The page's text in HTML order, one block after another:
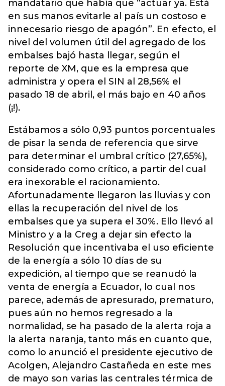
mandatario que había que “actuar ya. Está
en sus manos evitarle al país un costoso e
innecesario riesgo de apagón”. En efecto, el
nivel del volumen útil del agregado de los
embalses bajó hasta llegar, según el
reporte de XM, que es la empresa que
administra y opera el SIN al 28,56% el
pasado 18 de abril, el más bajo en 40 años
(¡!).
Estábamos a sólo 0,93 puntos porcentuales
de pisar la senda de referencia que sirve
para determinar el umbral crítico (27,65%),
considerado como crítico, a partir del cual
era inexorable el racionamiento.
Afortunadamente llegaron las lluvias y con
ellas la recuperación del nivel de los
embalses que ya supera el 30%. Ello llevó al
Ministro y a la Creg a dejar sin efecto la
Resolución que incentivaba el uso eficiente
de la energía a sólo 10 días de su
expedición, al tiempo que se reanudó la
venta de energía a Ecuador, lo cual nos
parece, además de apresurado, prematuro,
pues aún no hemos regresado a la
normalidad, se ha pasado de la alerta roja a
la alerta naranja, tanto más en cuanto que,
como lo anunció el presidente ejecutivo de
Acolgen, Alejandro Castañeda en este mes
de mayo son varias las centrales térmica de